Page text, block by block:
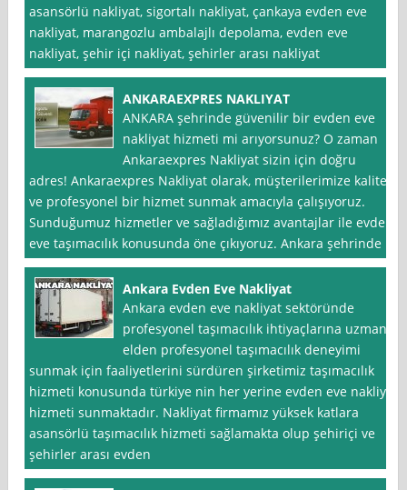
asansörlü nakliyat, sigortalı nakliyat, çankaya evden eve
nakliyat, marangozlu ambalajlı depolama, evden eve
nakliyat, şehir içi nakliyat, şehirler arası nakliyat
ANKARAEXPRES NAKLIYAT
ANKARA şehrinde güvenilir bir evden eve
nakliyat hizmeti mi arıyorsunuz? O zaman
Ankaraexpres Nakliyat sizin için doğru
adres! Ankaraexpres Nakliyat olarak, müşterilerimize kaliteli
ve profesyonel bir hizmet sunmak amacıyla çalışıyoruz.
Sunduğumuz hizmetler ve sağladığımız avantajlar ile evden
eve taşımacılık konusunda öne çıkıyoruz. Ankara şehrinde
Ankara Evden Eve Nakliyat
Ankara evden eve nakliyat sektöründe
profesyonel taşımacılık ihtiyaçlarına uzman
elden profesyonel taşımacılık deneyimi
sunmak için faaliyetlerini sürdüren şirketimiz taşımacılık
hizmeti konusunda türkiye nin her yerine evden eve nakliye
hizmeti sunmaktadır. Nakliyat firmamız yüksek katlara
asansörlü taşımacılık hizmeti sağlamakta olup şehiriçi ve
şehirler arası evden